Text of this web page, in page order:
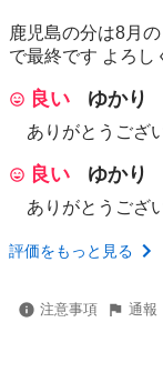
鹿児島の分は8月
で最終です よろし
良い ゆかり
ありがとうござ
良い ゆかり
ありがとうござ
評価をもっと見る
注意事項 通報